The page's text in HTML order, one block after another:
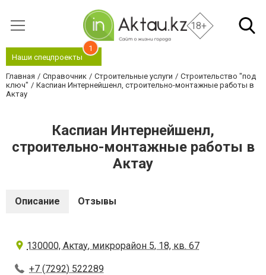
18+
Наши спецпроекты
1
Главная Справочник Строительные услуги
Строительство "под
ключ"
Каспиан Интернейшенл, строительно-монтажные работы в
Актау
Каспиан Интернейшенл,
строительно-монтажные работы в
Актау
Описание Отзывы
130000, Актау, микрорайон 5, 18, кв. 67
+7 (7292) 522289